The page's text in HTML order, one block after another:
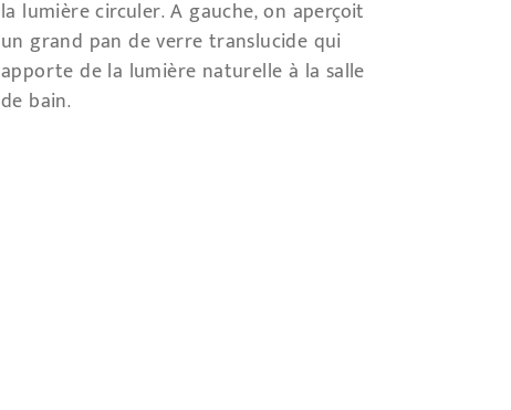
la lumière circuler. A gauche, on aperçoit
un grand pan de verre translucide qui
apporte de la lumière naturelle à la salle
de bain.